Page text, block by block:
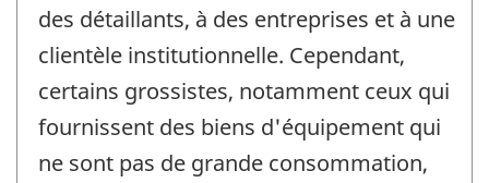
des détaillants, à des entreprises et à une
clientèle institutionnelle. Cependant,
certains grossistes, notamment ceux qui
fournissent des biens d'équipement qui
ne sont pas de grande consommation,